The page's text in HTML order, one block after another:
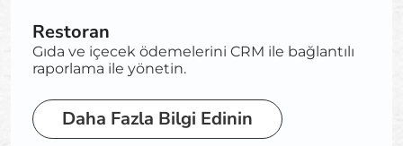
Restoran
Gıda ve içecek ödemelerini CRM ile bağlantılı
raporlama ile yönetin.
Daha Fazla Bilgi Edinin